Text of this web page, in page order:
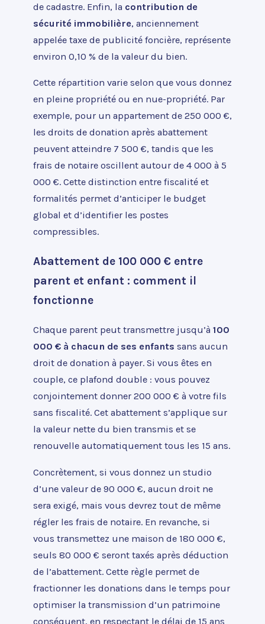
de cadastre. Enfin, la contribution de
sécurité immobilière, anciennement
appelée taxe de publicité foncière, représente
environ 0,10 % de la valeur du bien.
Cette répartition varie selon que vous donnez
en pleine propriété ou en nue-propriété. Par
exemple, pour un appartement de 250 000 €,
les droits de donation après abattement
peuvent atteindre 7 500 €, tandis que les
frais de notaire oscillent autour de 4 000 à 5
000 €. Cette distinction entre fiscalité et
formalités permet d’anticiper le budget
global et d’identifier les postes
compressibles.
Abattement de 100 000 € entre
parent et enfant : comment il
fonctionne
Chaque parent peut transmettre jusqu’à 100
000 € à chacun de ses enfants sans aucun
droit de donation à payer. Si vous êtes en
couple, ce plafond double : vous pouvez
conjointement donner 200 000 € à votre fils
sans fiscalité. Cet abattement s’applique sur
la valeur nette du bien transmis et se
renouvelle automatiquement tous les 15 ans.
Concrètement, si vous donnez un studio
d’une valeur de 90 000 €, aucun droit ne
sera exigé, mais vous devrez tout de même
régler les frais de notaire. En revanche, si
vous transmettez une maison de 180 000 €,
seuls 80 000 € seront taxés après déduction
de l’abattement. Cette règle permet de
fractionner les donations dans le temps pour
optimiser la transmission d’un patrimoine
conséquent, en respectant le délai de 15 ans